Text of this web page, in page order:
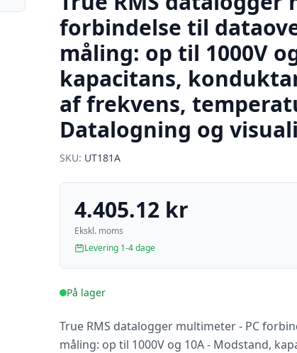
forbindelse til
måling: op til 1000V
kapacitans,
af frekvens,
Datalogning og
SKU: UT181A
4.405.12 kr
Ekskl. moms
Levering 1-4 dage
På lager
True RMS datalogger multimeter - PC
måling: op til 1000V og 10A - Modstand,